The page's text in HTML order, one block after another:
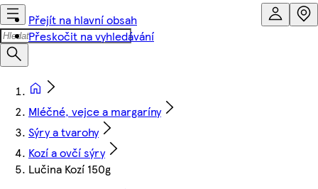
Přejít na hlavní obsah
Přeskočit na vyhledávání
Mléčné, vejce a margaríny
Sýry a tvarohy
Kozí a ovčí sýry
Lučina Kozí 150g